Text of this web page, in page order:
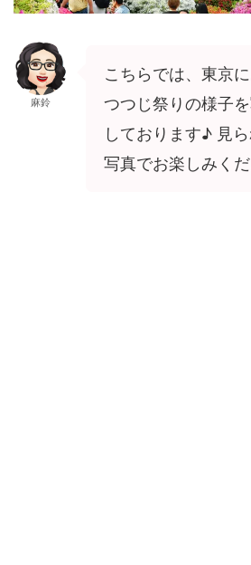
麻鈴
こちらでは、東京
つつじ祭りの様子
しております♪ 見
写真でお楽しみくだ